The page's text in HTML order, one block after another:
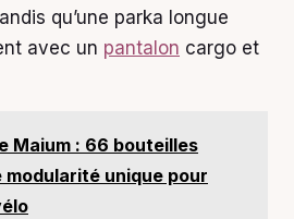
qu’une parka longue
avec un pantalon cargo et
Maium : 66 bouteilles
unique pour